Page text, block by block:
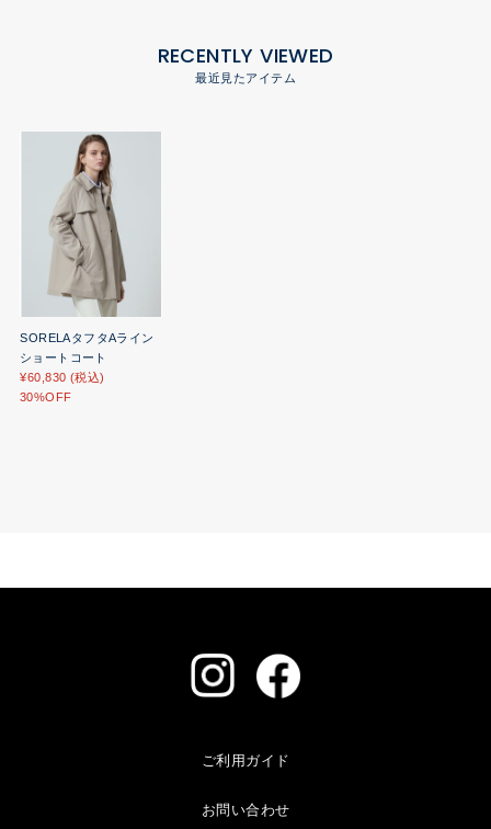
RECENTLY VIEWED
最近見たアイテム
SORELAタフタAライン
ショートコート
¥60,830 (税込)
30%OFF
ご利用ガイド
お問い合わせ